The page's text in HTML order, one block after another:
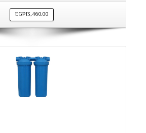
EGP13,460.00